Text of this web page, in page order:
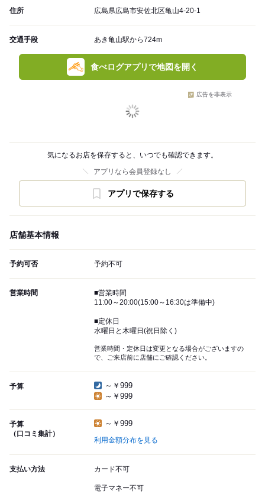
住所 広島県広島市安佐北区亀山4-20-1
交通手段 あき亀山駅から724m
食べログアプリで地図を開く
広告を非表示
気になるお店を保存すると、いつでも確認できます。
アプリなら会員登録なし
アプリで保存する
店舗基本情報
予約可否 予約不可
営業時間
■営業時間
11:00～20:00(15:00～16:30は準備中)
■定休日
水曜日と木曜日(祝日除く)
営業時間・定休日は変更となる場合がございますの
で、ご来店前に店舗にご確認ください。
予算
～￥999
～￥999
予算
（口コミ集計）
～￥999
利用金額分布を見る
支払い方法 カード不可
電子マネー不可